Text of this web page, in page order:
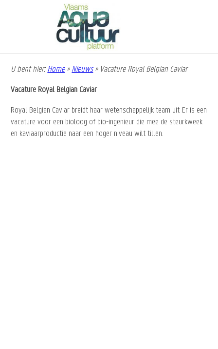
gaan
U bent hier: Home » Nieuws » Vacature Royal Belgian Caviar
Vacature Royal Belgian Caviar
Royal Belgian Caviar breidt haar wetenschappelijk team uit. Er is een
vacature voor een bioloog of bio-ingenieur die mee de steurkweek
en kaviaarproductie naar een hoger niveau wilt tillen.